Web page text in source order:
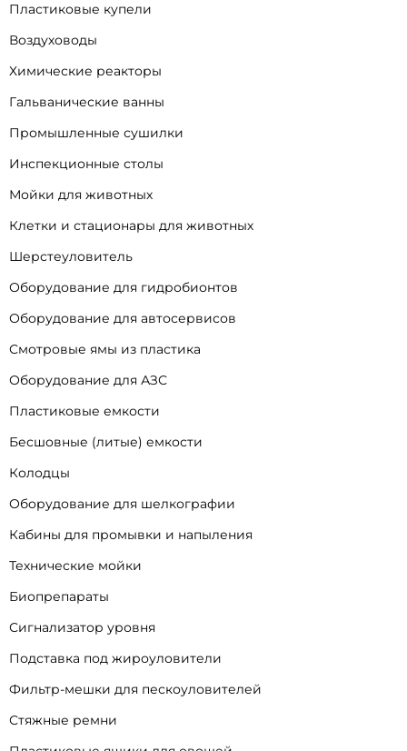
Пластиковые купели
Воздуховоды
Химические реакторы
Гальванические ванны
Промышленные сушилки
Инспекционные столы
Мойки для животных
Клетки и стационары для животных
Шерстеуловитель
Оборудование для гидробионтов
Оборудование для автосервисов
Смотровые ямы из пластика
Оборудование для АЗС
Пластиковые емкости
Бесшовные (литые) емкости
Колодцы
Оборудование для шелкографии
Кабины для промывки и напыления
Технические мойки
Биопрепараты
Сигнализатор уровня
Подставка под жироуловители
Фильтр-мешки для пескоуловителей
Стяжные ремни